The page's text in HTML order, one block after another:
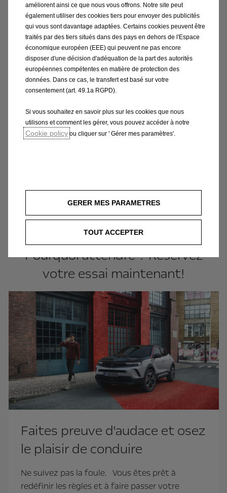
démarque par son assurance et son style
individuel, tandis que ses moteurs
dynamiques le rendent agile dans tous les
sens. La ligne Mokka GS offre une mise à
niveau visuelle sportive.
En savoir plus
100% hors normes 100% Mokka
Pourquoi attendre ? Réservez
votre essai maintenant!
Faites preuve d'audace et osez
le plaisir de conduire
Ne suivez pas la foule. Vous êtes prêt à
redéfinir les règles et à faire passer votre
améliorent ainsi ce que nous vous offrons. Notre site peut
également utiliser des cookies tiers pour envoyer des publicités
qui vous sont davantage adaptées. Certains cookies peuvent être
traités par des tiers situés dans des pays en dehors de l'Espace
économique européen (EEE) qui peuvent ne pas encore
disposer d'une décision d'adéquation de la part des autorités
européennes compétentes en matière de protection des
données. Dans ce cas, le transfert est basé sur votre
consentement (art. 49.1a RGPD).
Si vous souhaitez en savoir plus sur les cookies que nous
utilisons et comment les gérer, vous pouvez accéder à notre
Cookie policy ou cliquer sur ' Gérer mes paramètres'.
GERER MES PARAMETRES
TOUT ACCEPTER